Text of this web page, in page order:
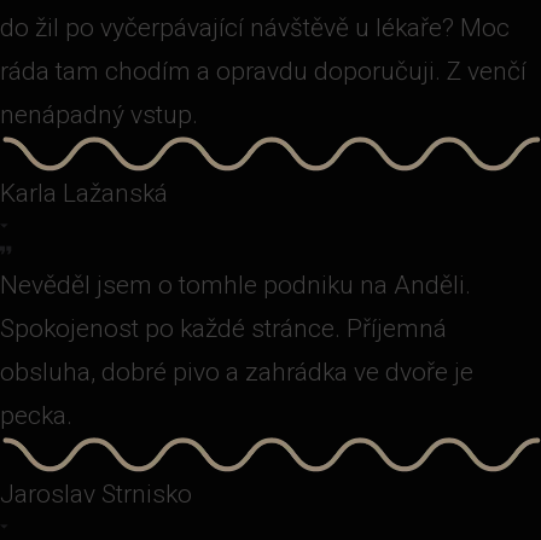
do žil po vyčerpávající návštěvě u lékaře? Moc
ráda tam chodím a opravdu doporučuji. Z venčí
nenápadný vstup.
Karla Lažanská
Nevěděl jsem o tomhle podniku na Anděli.
Spokojenost po každé stránce. Příjemná
obsluha, dobré pivo a zahrádka ve dvoře je
pecka.
Jaroslav Strnisko